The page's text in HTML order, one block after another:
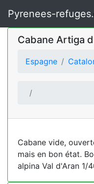
Pyrenees-
Cabane Artiga
Espagne
Cabane vide,
mais en bon état.
alpina Val d'Aran 1/